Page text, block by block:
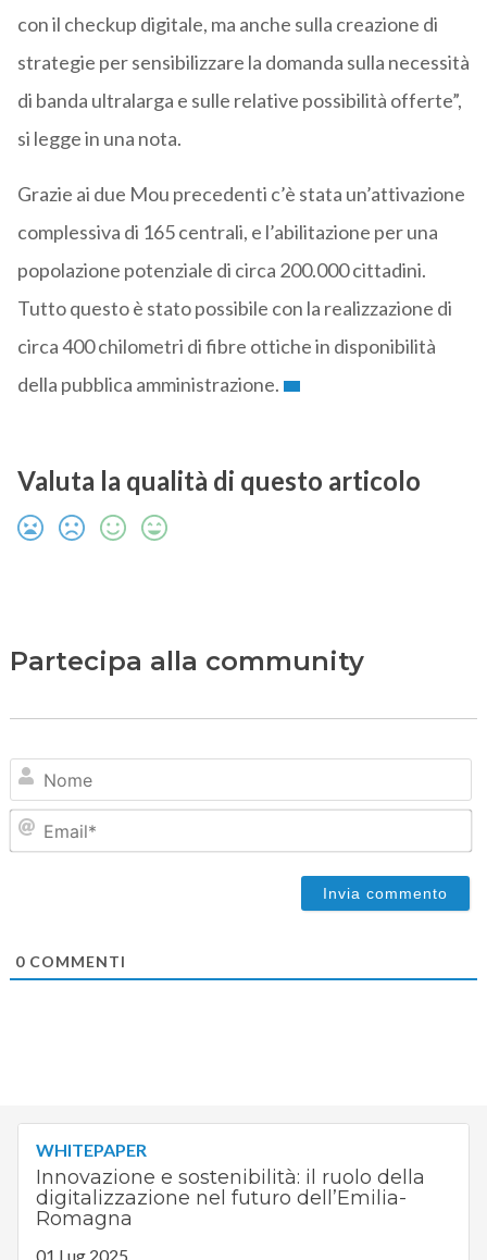
con il checkup digitale, ma anche sulla creazione di
strategie per sensibilizzare la domanda sulla necessità
di banda ultralarga e sulle relative possibilità offerte”,
si legge in una nota.
Grazie ai due Mou precedenti c’è stata un’attivazione
complessiva di 165 centrali, e l’abilitazione per una
popolazione potenziale di circa 200.000 cittadini.
Tutto questo è stato possibile con la realizzazione di
circa 400 chilometri di fibre ottiche in disponibilità
della pubblica amministrazione.
Valuta la qualità di questo articolo
Partecipa alla community
0COMMENTI
WHITEPAPER
Innovazione e sostenibilità: il ruolo della
digitalizzazione nel futuro dell’Emilia-
Romagna
01 Lug 2025